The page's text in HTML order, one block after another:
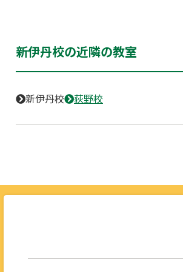
新伊丹校の近隣の教室
新伊丹校 荻野校